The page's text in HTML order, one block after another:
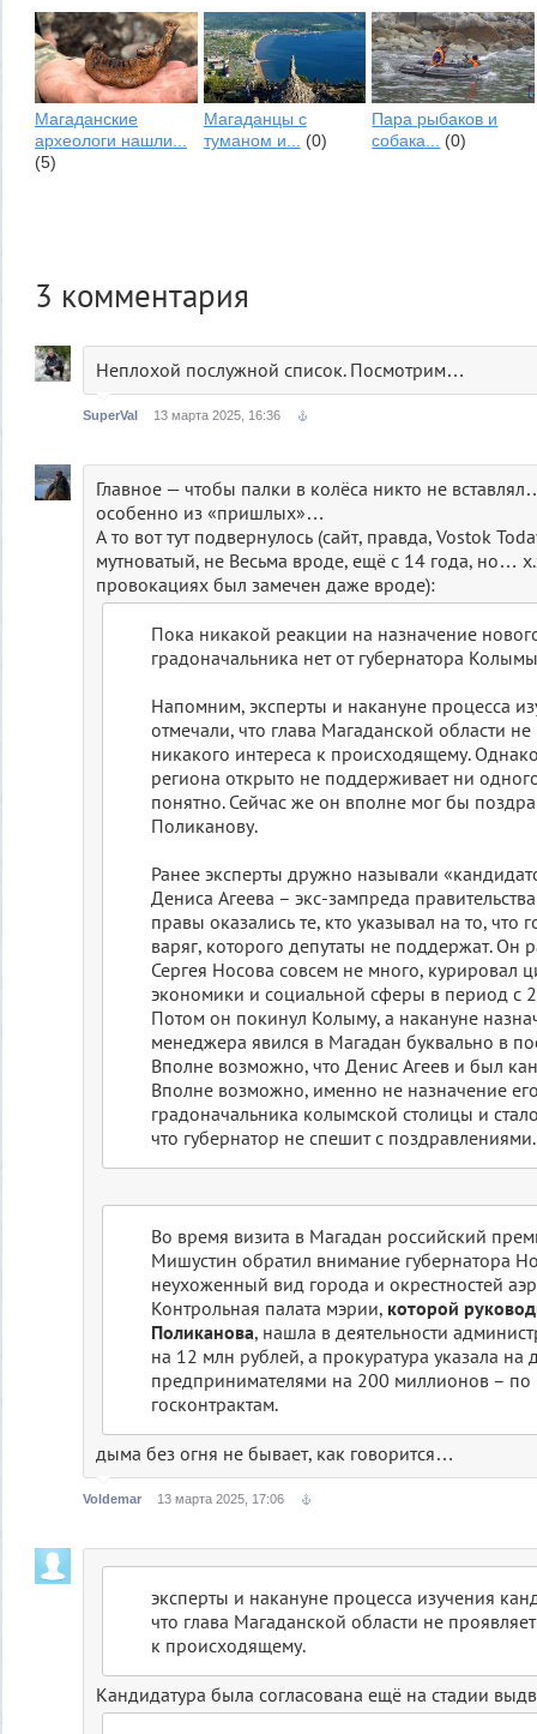
Магаданские
археологи нашли...
(5)
Магаданцы с
туманом и... (0)
Пара рыбаков и
собака... (0)
3 комментария
Неплохой послужной список. Посмотрим…
SuperVal 13 марта 2025, 16:36
Главное — чтобы палки в колёса никто не
особенно из «пришлых»…
А то вот тут подвернулось (сайт, правда, Vostok
мутноватый, не Весьма вроде, ещё с 14 года, но…
провокациях был замечен даже вроде):
Пока никакой реакции на назначение
градоначальника нет от губернатора
Напомним, эксперты и накануне процесса
отмечали, что глава Магаданской области не
никакого интереса к происходящему.
региона открыто не поддерживает ни
понятно. Сейчас же он вполне мог бы
Поликанову.
Ранее эксперты дружно называли
Дениса Агеева – экс-зампреда
правы оказались те, кто указывал на то, что
варяг, которого депутаты не поддержат. Он
Сергея Носова совсем не много, курировал
экономики и социальной сферы в период с
Потом он покинул Колыму, а накануне
менеджера явился в Магадан буквально в
Вполне возможно, что Денис Агеев и был
Вполне возможно, именно не назначение
градоначальника колымской столицы и
что губернатор не спешит с поздравлениями.
Во время визита в Магадан российский
Мишустин обратил внимание губернатора
неухоженный вид города и окрестностей
Контрольная палата мэрии, которой
Поликанова, нашла в деятельности
на 12 млн рублей, а прокуратура указала на
предпринимателями на 200 миллионов –
госконтрактам.
дыма без огня не бывает, как говорится…
Voldemar 13 марта 2025, 17:06
эксперты и накануне процесса изучения
что глава Магаданской области не
к происходящему.
Кандидатура была согласована ещё на стадии